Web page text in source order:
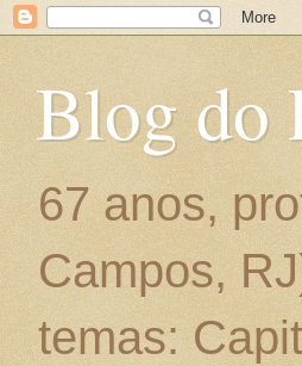
Blog do
67 anos,
Campos,
temas: